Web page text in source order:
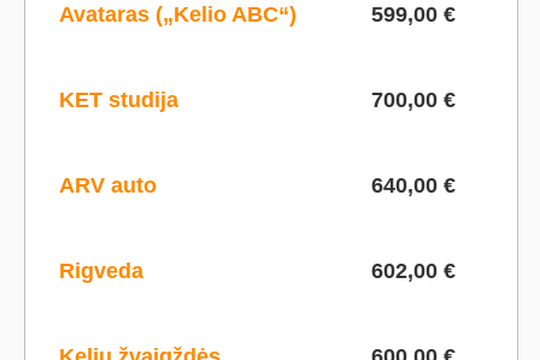
Avataras („Kelio ABC“) 599,00 €
KET studija 700,00 €
ARV auto 640,00 €
Rigveda 602,00 €